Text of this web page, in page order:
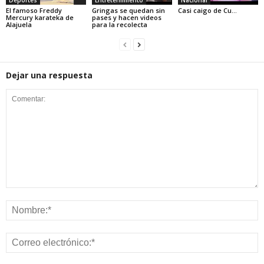
El famoso Freddy
Mercury karateka de
Alajuela
Gringas se quedan sin
pases y hacen videos
para la recolecta
Casi caigo de Cu…
Dejar una respuesta